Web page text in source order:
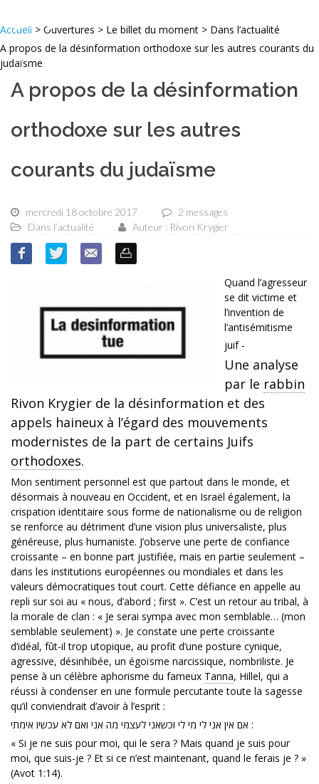
Accueil > Ouvertures > Le billet du moment > Dans l’actualité
A propos de la désinformation orthodoxe sur les autres courants du
judaïsme
A propos de la désinformation
orthodoxe sur les autres
courants du judaïsme
mercredi 18 octobre 2017
2 messages
Dans l’actualité
Auteur : Rivon Krygier
Quand l’agresseur
se dit victime et
l’invention de
l’antisémitisme
juif -
Une analyse
par le rabbin
Rivon Krygier de la désinformation et des
appels haineux à l’égard des mouvements
modernistes de la part de certains Juifs
orthodoxes.
Mon sentiment personnel est que partout dans le monde, et
désormais à nouveau en Occident, et en Israël également, la
crispation identitaire sous forme de nationalisme ou de religion
se renforce au détriment d’une vision plus universaliste, plus
généreuse, plus humaniste. J’observe une perte de confiance
croissante – en bonne part justifiée, mais en partie seulement –
dans les institutions européennes ou mondiales et dans les
valeurs démocratiques tout court. Cette défiance en appelle au
repli sur soi au « nous, d’abord ; first ». C’est un retour au tribal, à
la morale de clan : « Je serai sympa avec mon semblable… (mon
semblable seulement) ». Je constate une perte croissante
d’idéal, fût-il trop utopique, au profit d’une posture cynique,
agressive, désinhibée, un égoïsme narcissique, nombriliste. Je
pense à un célèbre aphorisme du fameux Tanna, Hillel, qui a
réussi à condenser en une formule percutante toute la sagesse
qu’il conviendrait d’avoir à l’esprit :
אם אין אני לי מי לי וכשאני לעצמי מה אני ואם לא עכשיו אימתי :
« Si je ne suis pour moi, qui le sera ? Mais quand je suis pour
moi, que suis-je ? Et si ce n’est maintenant, quand le ferais je ? »
(Avot 1:14).